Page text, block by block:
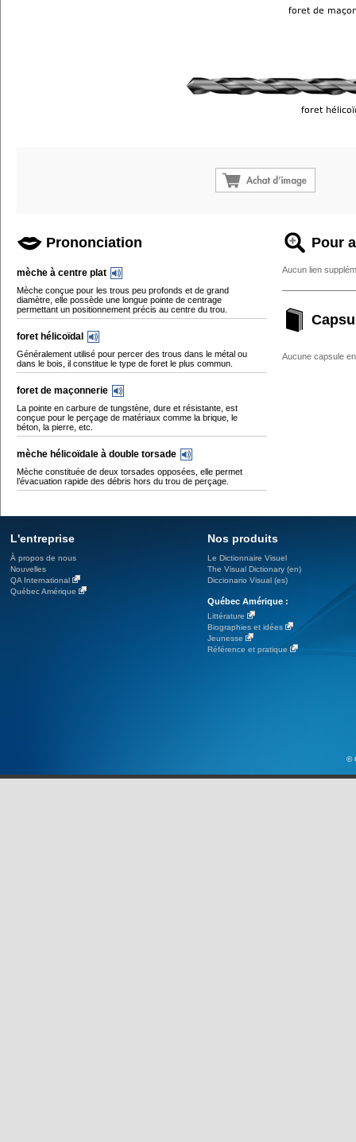
Prononciation
mèche à centre plat
Mèche conçue pour les trous peu profonds et de grand
diamètre, elle possède une longue pointe de centrage
permettant un positionnement précis au centre du trou.
foret hélicoïdal
Généralement utilisé pour percer des trous dans le métal ou
dans le bois, il constitue le type de foret le plus commun.
foret de maçonnerie
La pointe en carbure de tungstène, dure et résistante, est
conçue pour le perçage de matériaux comme la brique, le
béton, la pierre, etc.
mèche hélicoïdale à double torsade
Mèche constituée de deux torsades opposées, elle permet
l’évacuation rapide des débris hors du trou de perçage.
Pour
Aucun lien
Aucune capsule
L'entreprise
À propos de nous
Nouvelles
QA International
Québec Amérique
Nos produits
Le Dictionnaire Visuel
The Visual Dictionary (en)
Diccionario Visual (es)
Québec Amérique :
Littérature
Biographies et idées
Jeunesse
Référence et pratique
©